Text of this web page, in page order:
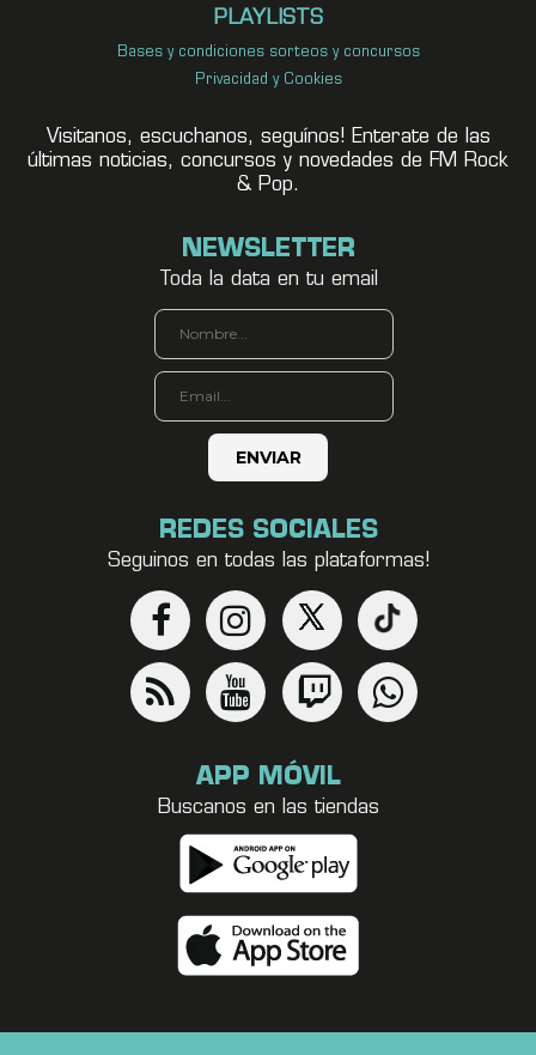
PLAYLISTS
Bases y condiciones sorteos y concursos
Privacidad y Cookies
Visitanos, escuchanos, seguínos! Enterate de las
últimas noticias, concursos y novedades de FM Rock
& Pop.
NEWSLETTER
Toda la data en tu email
REDES SOCIALES
Seguinos en todas las plataformas!
APP MÓVIL
Buscanos en las tiendas